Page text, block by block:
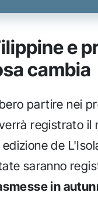
e
cambia
partire nei
registrato il
de
saranno
in